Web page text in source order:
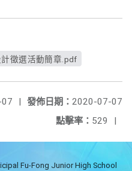
計徵選活動簡章.pdf
發佈日期： 2020-07-07
|
點擊率： 529 |
Fu-Fong Junior High School